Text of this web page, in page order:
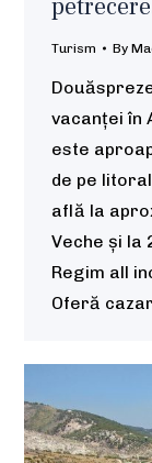
Turism By
vacanței în
este
de pe
află la
Veche și la
Regim all
Oferă